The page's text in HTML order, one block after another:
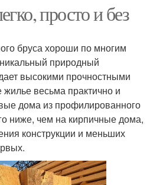
просто и без
бруса хороши по многим
природный
высокими прочностными
жилье весьма практично и
дома из профилированного
ниже, чем на кирпичные дома,
конструкции и меньших